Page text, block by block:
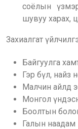
соёлын
шувуу харах,
Захиалгат
Байгуулга
Гэр бүл, найз
Малчин айлд
Монгол
Боолтын
Галын наадам